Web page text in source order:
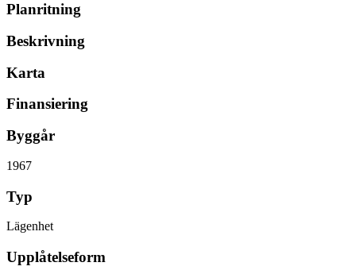
Planritning
Beskrivning
Karta
Finansiering
Byggår
1967
Typ
Lägenhet
Upplåtelseform